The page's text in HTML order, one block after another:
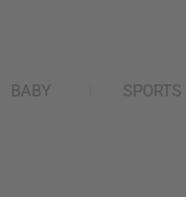
BABY SPORTS